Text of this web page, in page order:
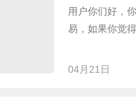
用户你们好，
易，如果你觉
04月21日